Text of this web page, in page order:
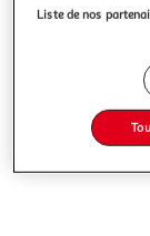
Liste de nos